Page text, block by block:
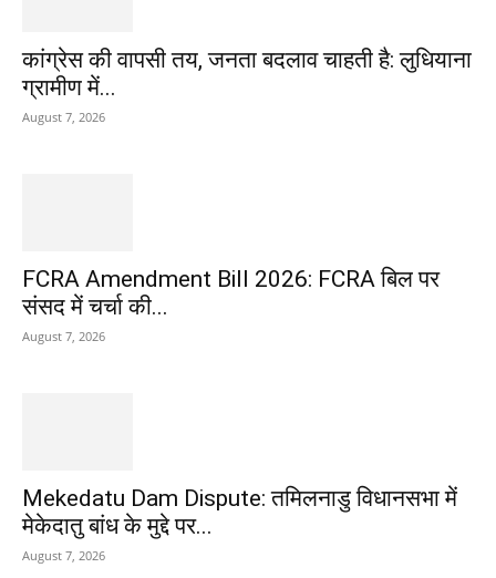
कांग्रेस की वापसी तय, जनता बदलाव चाहती है: लुधियाना
ग्रामीण में...
August 7, 2026
FCRA Amendment Bill 2026: FCRA बिल पर
संसद में चर्चा की...
August 7, 2026
Mekedatu Dam Dispute: तमिलनाडु विधानसभा में
मेकेदातु बांध के मुद्दे पर...
August 7, 2026